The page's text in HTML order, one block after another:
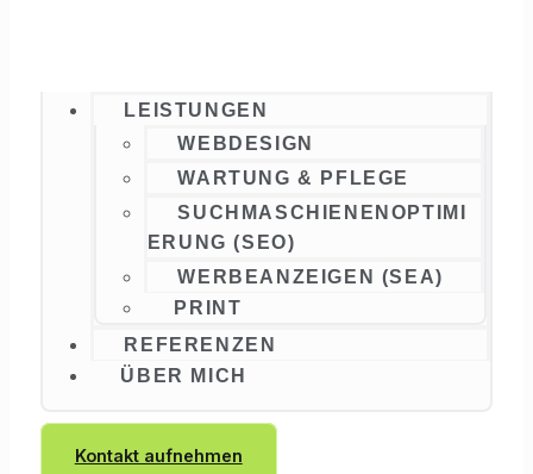
LEISTUNGEN
WEBDESIGN
WARTUNG & PFLEGE
SUCHMASCHIENENOPTIMI
ERUNG (SEO)
WERBEANZEIGEN (SEA)
PRINT
REFERENZEN
ÜBER MICH
Kontakt aufnehmen